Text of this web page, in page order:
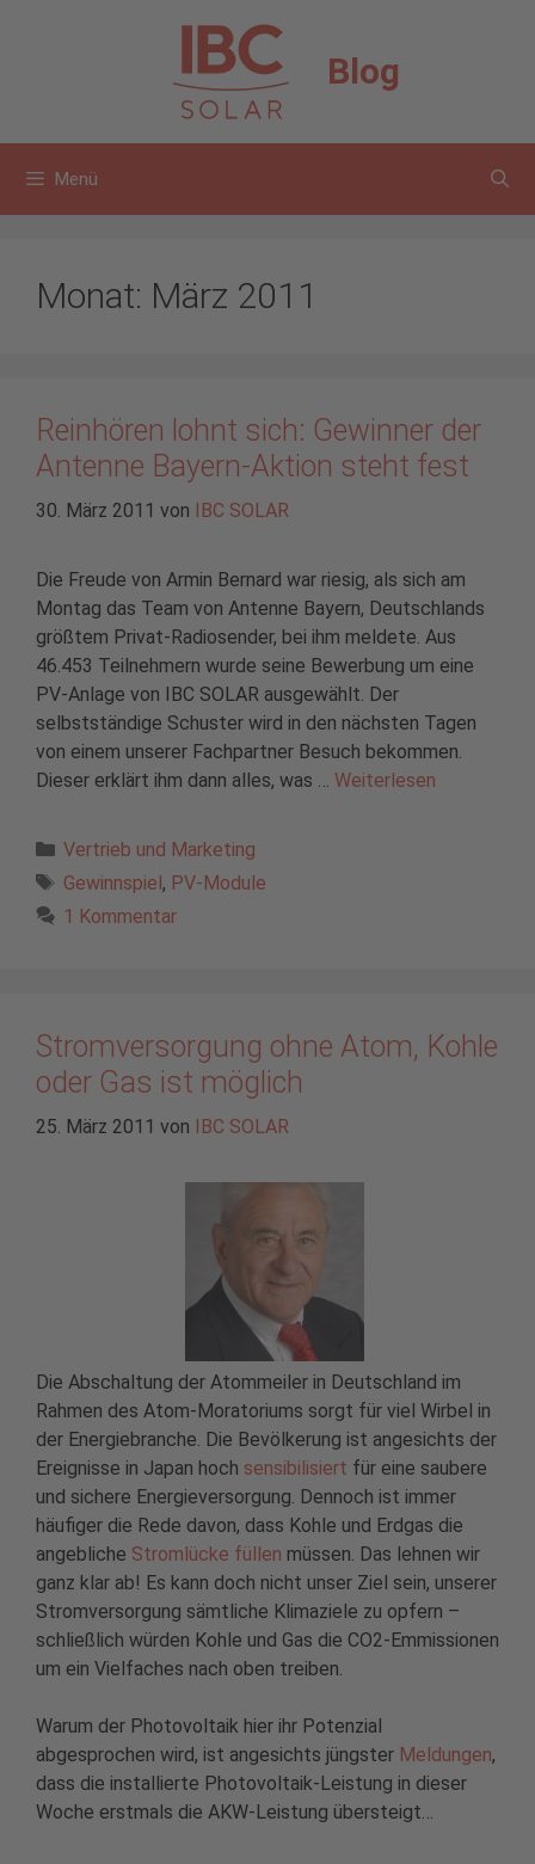
Blog
Menü
Monat: März 2011
Reinhören lohnt sich: Gewinner der
Antenne Bayern-Aktion steht fest
30. März 2011 von IBC SOLAR
Die Freude von Armin Bernard war riesig, als sich am
Montag das Team von Antenne Bayern, Deutschlands
größtem Privat-Radiosender, bei ihm meldete. Aus
46.453 Teilnehmern wurde seine Bewerbung um eine
PV-Anlage von IBC SOLAR ausgewählt. Der
selbstständige Schuster wird in den nächsten Tagen
von einem unserer Fachpartner Besuch bekommen.
Dieser erklärt ihm dann alles, was … Weiterlesen
Kategorien
Vertrieb und Marketing
Schlagwörter
Gewinnspiel, PV-Module
1 Kommentar
Stromversorgung ohne Atom, Kohle
oder Gas ist möglich
25. März 2011 von IBC SOLAR
Die Abschaltung der Atommeiler in Deutschland im
Rahmen des Atom-Moratoriums sorgt für viel Wirbel in
der Energiebranche. Die Bevölkerung ist angesichts der
Ereignisse in Japan hoch sensibilisiert für eine saubere
und sichere Energieversorgung. Dennoch ist immer
häufiger die Rede davon, dass Kohle und Erdgas die
angebliche Stromlücke füllen müssen. Das lehnen wir
ganz klar ab! Es kann doch nicht unser Ziel sein, unserer
Stromversorgung sämtliche Klimaziele zu opfern –
schließlich würden Kohle und Gas die CO2-Emmissionen
um ein Vielfaches nach oben treiben.
Warum der Photovoltaik hier ihr Potenzial
abgesprochen wird, ist angesichts jüngster Meldungen,
dass die installierte Photovoltaik-Leistung in dieser
Woche erstmals die AKW-Leistung übersteigt…